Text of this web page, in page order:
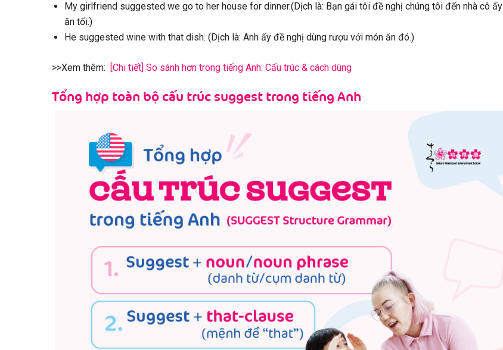
My girlfriend suggested we go to her house for dinner.(Dịch là: Bạn gái tôi đề nghị chúng tôi đến nhà cô ấy
ăn tối.)
He suggested wine with that dish. (Dịch là: Anh ấy đề nghị dùng rượu với món ăn đó.)
>>Xem thêm: [Chi tiết] So sánh hơn trong tiếng Anh: Cấu trúc & cách dùng
Tổng hợp toàn bộ cấu trúc suggest trong tiếng Anh